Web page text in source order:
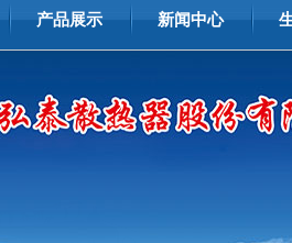
产品展示 新闻中心